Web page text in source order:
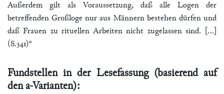
Außerdem gilt als Voraussetzung, daß alle Logen der
betreffenden Großloge nur aus Männern bestehen dürfen und
daß Frauen zu rituellen Arbeiten nicht zugelassen sind. […]
(S.341)“
Fundstellen in der Lesefassung (basierend auf
den a-Varianten):